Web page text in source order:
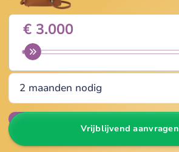
Wijzig
Vrijblijvend aanvragen